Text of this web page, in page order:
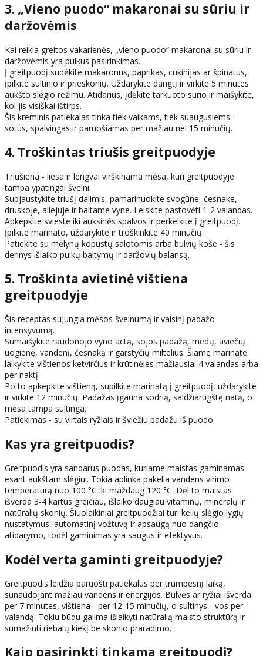
3. „Vieno puodo“ makaronai su sūriu ir
daržovėmis
Kai reikia greitos vakarienės, „vieno puodo“ makaronai su sūriu ir
daržovėmis yra puikus pasirinkimas.
Į greitpuodį sudėkite makaronus, paprikas, cukinijas ar špinatus,
įpilkite sultinio ir prieskonių. Uždarykite dangtį ir virkite 5 minutes
aukšto slėgio režimu. Atidarius, įdėkite tarkuoto sūrio ir maišykite,
kol jis visiškai ištirps.
Šis kreminis patiekalas tinka tiek vaikams, tiek suaugusiems -
sotus, spalvingas ir paruošiamas per mažiau nei 15 minučių.
4. Troškintas triušis greitpuodyje
Triušiena - liesa ir lengvai virškinama mėsa, kuri greitpuodyje
tampa ypatingai švelni.
Supjaustykite triušį dalimis, pamarinuokite svogūne, česnake,
druskoje, aliejuje ir baltame vyne. Leiskite pastovėti 1-2 valandas.
Apkepkite svieste iki auksinės spalvos ir perkelkite į greitpuodį.
Įpilkite marinato, uždarykite ir troškinkite 40 minučių.
Patiekite su mėlynų kopūstų salotomis arba bulvių koše - šis
derinys išlaiko puikų baltymų ir daržovių balansą.
5. Troškinta avietinė vištiena
greitpuodyje
Šis receptas sujungia mėsos švelnumą ir vaisinį padažo
intensyvumą.
Sumaišykite raudonojo vyno actą, sojos padažą, medų, aviečių
uogienę, vandenį, česnaką ir garstyčių miltelius. Šiame marinate
laikykite vištienos ketvirčius ir krūtinėles mažiausiai 4 valandas arba
per naktį.
Po to apkepkite vištieną, supilkite marinatą į greitpuodį, uždarykite
ir virkite 12 minučių. Padažas įgauna sodrią, saldžiarūgštę natą, o
mėsa tampa sultinga.
Patiekimas - su virtais ryžiais ir šviežiu padažu iš puodo.
Kas yra greitpuodis?
Greitpuodis yra sandarus puodas, kuriame maistas gaminamas
esant aukštam slėgiui. Tokia aplinka pakelia vandens virimo
temperatūrą nuo 100 °C iki maždaug 120 °C. Dėl to maistas
išverda 3-4 kartus greičiau, išlaiko daugiau vitaminų, mineralų ir
natūralių skonių. Šiuolaikiniai greitpuodžiai turi kelių slėgio lygių
nustatymus, automatinį vožtuvą ir apsaugą nuo dangčio
atidarymo, todėl gaminimas yra saugus ir efektyvus.
Kodėl verta gaminti greitpuodyje?
Greitpuodis leidžia paruošti patiekalus per trumpesnį laiką,
sunaudojant mažiau vandens ir energijos. Bulvės ar ryžiai išverda
per 7 minutes, vištiena - per 12-15 minučių, o sultinys - vos per
valandą. Tokiu būdu galima išlaikyti natūralią maisto struktūrą ir
sumažinti riebalų kiekį be skonio praradimo.
Kaip pasirinkti tinkamą greitpuodį?